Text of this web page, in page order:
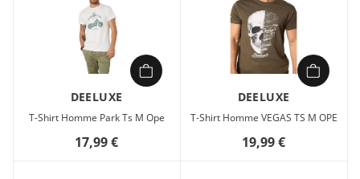
DEELUXE
T-Shirt Homme Park Ts M Ope
17,99 €
DEELUXE
T-Shirt Homme VEGAS TS M OPE
19,99 €